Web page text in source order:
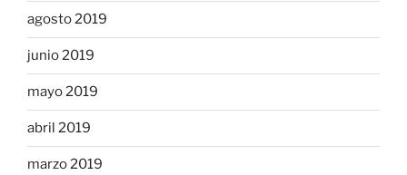
agosto 2019
junio 2019
mayo 2019
abril 2019
marzo 2019